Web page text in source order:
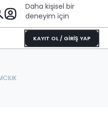
Daha kişisel bir
deneyim için
KAYIT OL / GİRİŞ YAP